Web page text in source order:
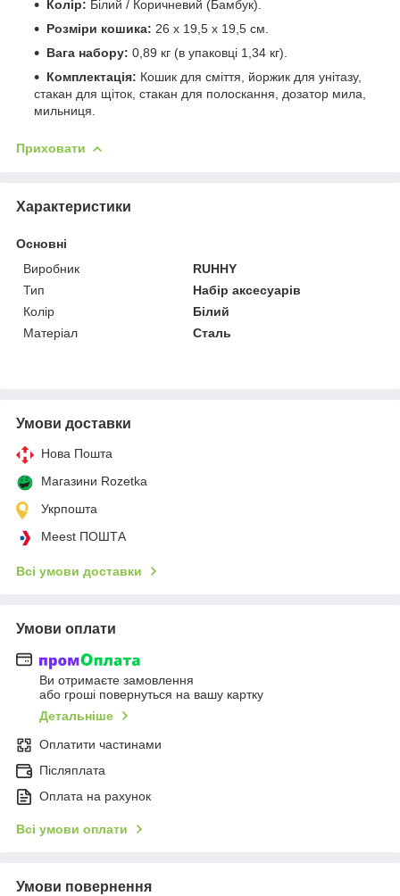
Колір: Білий / Коричневий (Бамбук).
Розміри кошика: 26 х 19,5 х 19,5 см.
Вага набору: 0,89 кг (в упаковці 1,34 кг).
Комплектація: Кошик для сміття, йоржик для унітазу,
стакан для щіток, стакан для полоскання, дозатор мила,
мильниця.
Приховати
Характеристики
Основні
Виробник
RUHHY
Тип
Набір аксесуарів
Колір
Білий
Матеріал
Сталь
Умови доставки
Нова Пошта
Магазини Rozetka
Укрпошта
Meest ПОШТА
Всі умови доставки
Умови оплати
Ви отримаєте замовлення
або гроші повернуться на вашу картку
Детальніше
Оплатити частинами
Післяплата
Оплата на рахунок
Всі умови оплати
Умови повернення